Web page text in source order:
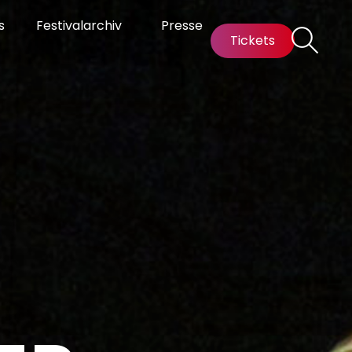
Festivalarchiv
Presse
Tickets